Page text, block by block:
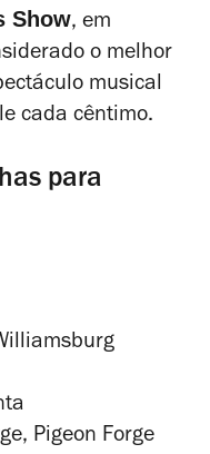
Show, em
o melhor
musical
cada cêntimo.
para
Pigeon Forge